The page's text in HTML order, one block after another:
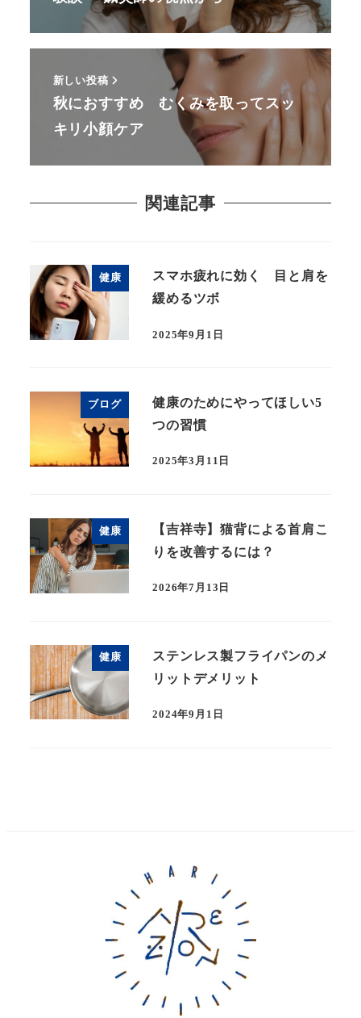
新しい投稿
秋におすすめ むくみを取ってスッ
キリ小顔ケア
関連記事
健康
スマホ疲れに効く 目と肩を
緩めるツボ
2025年9月1日
ブログ
健康のためにやってほしい5
つの習慣
2025年3月11日
健康
【吉祥寺】猫背による首肩こ
りを改善するには？
2026年7月13日
健康
ステンレス製フライパンのメ
リットデメリット
2024年9月1日